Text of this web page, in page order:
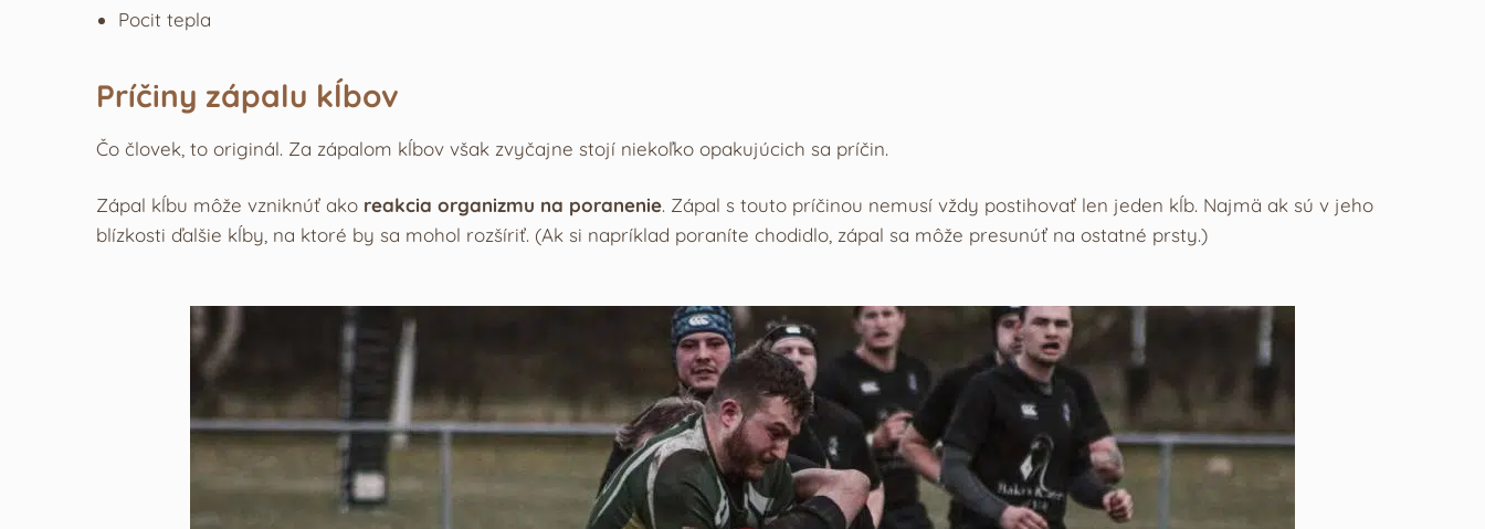
Pocit tepla
Príčiny zápalu kĺbov
Čo človek, to originál. Za zápalom kĺbov však zvyčajne stojí niekoľko opakujúcich sa príčin.
Zápal kĺbu môže vzniknúť ako reakcia organizmu na poranenie. Zápal s touto príčinou nemusí vždy postihovať len jeden kĺb. Najmä ak sú v jeho
blízkosti ďalšie kĺby, na ktoré by sa mohol rozšíriť. (Ak si napríklad poraníte chodidlo, zápal sa môže presunúť na ostatné prsty.)